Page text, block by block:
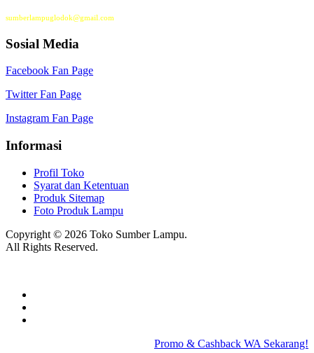
sumberlampuglodok@gmail.com
Sosial Media
Facebook Fan Page
Twitter Fan Page
Instagram Fan Page
Informasi
Profil Toko
Syarat dan Ketentuan
Produk Sitemap
Foto Produk Lampu
Copyright © 2026 Toko Sumber Lampu.
All Rights Reserved.
Promo & Cashback WA Sekarang!